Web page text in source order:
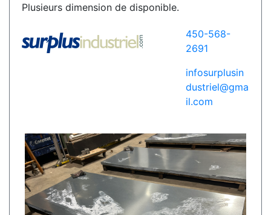
Plusieurs dimension de disponible.
450-568-
2691
infosurplusin
dustriel@gma
il.com